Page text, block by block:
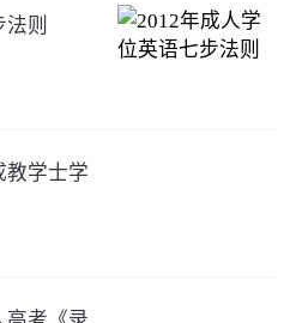
则
教学士学